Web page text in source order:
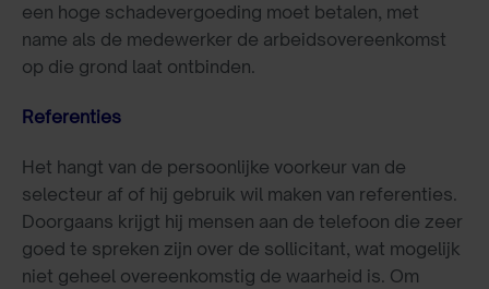
een hoge schadevergoeding moet betalen, met
name als de medewerker de arbeidsovereenkomst
op die grond laat ontbinden.
Referenties
Het hangt van de persoonlijke voorkeur van de
selecteur af of hij gebruik wil maken van referenties.
Doorgaans krijgt hij mensen aan de telefoon die zeer
goed te spreken zijn over de sollicitant, wat mogelijk
niet geheel overeenkomstig de waarheid is. Om